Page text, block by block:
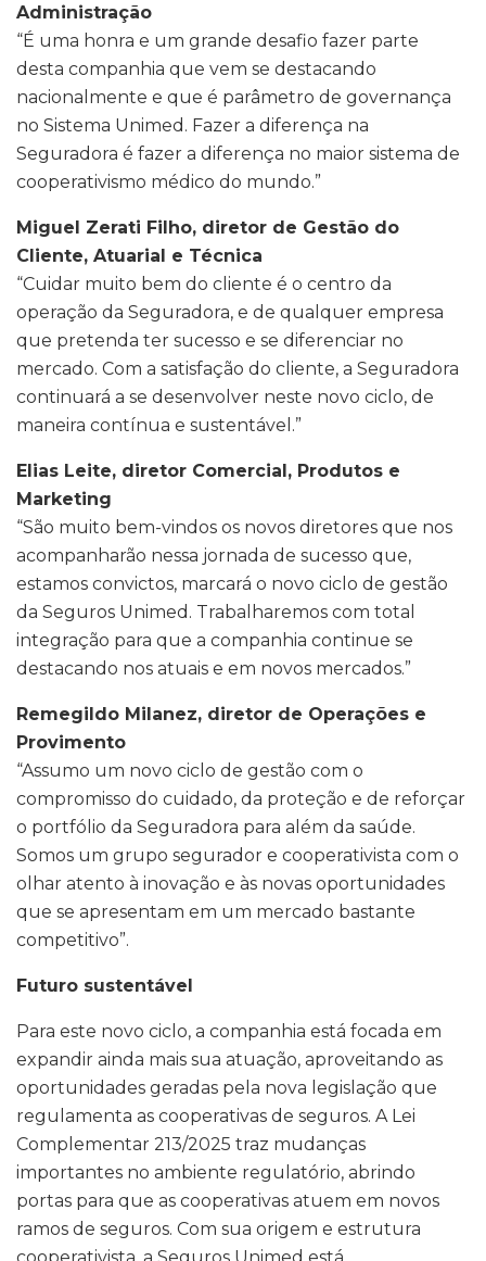
Administração
“É uma honra e um grande desafio fazer parte
desta companhia que vem se destacando
nacionalmente e que é parâmetro de governança
no Sistema Unimed. Fazer a diferença na
Seguradora é fazer a diferença no maior sistema de
cooperativismo médico do mundo.”
Miguel Zerati Filho, diretor de Gestão do
Cliente, Atuarial e Técnica
“Cuidar muito bem do cliente é o centro da
operação da Seguradora, e de qualquer empresa
que pretenda ter sucesso e se diferenciar no
mercado. Com a satisfação do cliente, a Seguradora
continuará a se desenvolver neste novo ciclo, de
maneira contínua e sustentável.”
Elias Leite, diretor Comercial, Produtos e
Marketing
“São muito bem-vindos os novos diretores que nos
acompanharão nessa jornada de sucesso que,
estamos convictos, marcará o novo ciclo de gestão
da Seguros Unimed. Trabalharemos com total
integração para que a companhia continue se
destacando nos atuais e em novos mercados.”
Remegildo Milanez, diretor de Operações e
Provimento
“Assumo um novo ciclo de gestão com o
compromisso do cuidado, da proteção e de reforçar
o portfólio da Seguradora para além da saúde.
Somos um grupo segurador e cooperativista com o
olhar atento à inovação e às novas oportunidades
que se apresentam em um mercado bastante
competitivo”.
Futuro sustentável
Para este novo ciclo, a companhia está focada em
expandir ainda mais sua atuação, aproveitando as
oportunidades geradas pela nova legislação que
regulamenta as cooperativas de seguros. A Lei
Complementar 213/2025 traz mudanças
importantes no ambiente regulatório, abrindo
portas para que as cooperativas atuem em novos
ramos de seguros. Com sua origem e estrutura